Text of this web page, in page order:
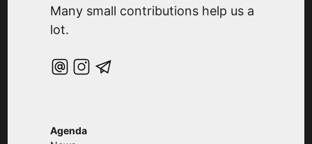
Many small contributions help us a
lot.
Agenda